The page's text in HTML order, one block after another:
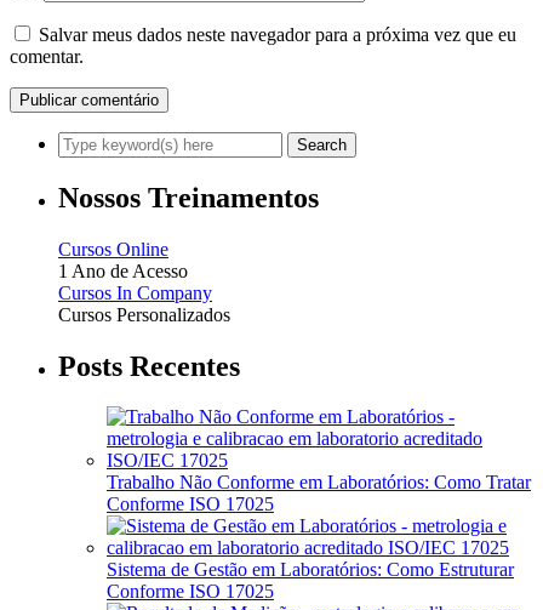
Salvar meus dados neste navegador para a próxima vez que eu
comentar.
Nossos Treinamentos
Cursos Online
1 Ano de Acesso
Cursos In Company
Cursos Personalizados
Posts Recentes
Trabalho Não Conforme em Laboratórios: Como Tratar
Conforme ISO 17025
Sistema de Gestão em Laboratórios: Como Estruturar
Conforme ISO 17025